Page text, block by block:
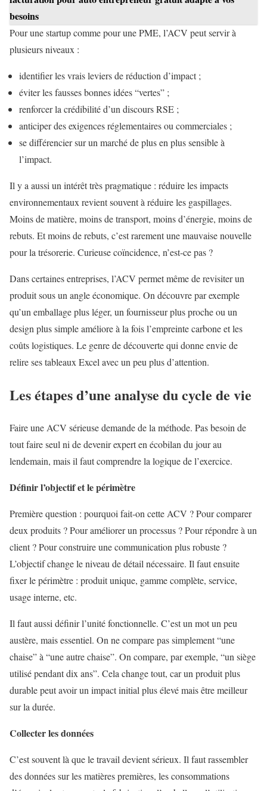
besoins
Pour une startup comme pour une PME, l’ACV peut servir à
plusieurs niveaux :
identifier les vrais leviers de réduction d’impact ;
éviter les fausses bonnes idées “vertes” ;
renforcer la crédibilité d’un discours RSE ;
anticiper des exigences réglementaires ou commerciales ;
se différencier sur un marché de plus en plus sensible à
l’impact.
Il y a aussi un intérêt très pragmatique : réduire les impacts
environnementaux revient souvent à réduire les gaspillages.
Moins de matière, moins de transport, moins d’énergie, moins de
rebuts. Et moins de rebuts, c’est rarement une mauvaise nouvelle
pour la trésorerie. Curieuse coïncidence, n’est-ce pas ?
Dans certaines entreprises, l’ACV permet même de revisiter un
produit sous un angle économique. On découvre par exemple
qu’un emballage plus léger, un fournisseur plus proche ou un
design plus simple améliore à la fois l’empreinte carbone et les
coûts logistiques. Le genre de découverte qui donne envie de
relire ses tableaux Excel avec un peu plus d’attention.
Les étapes d’une analyse du cycle de vie
Faire une ACV sérieuse demande de la méthode. Pas besoin de
tout faire seul ni de devenir expert en écobilan du jour au
lendemain, mais il faut comprendre la logique de l’exercice.
Définir l’objectif et le périmètre
Première question : pourquoi fait-on cette ACV ? Pour comparer
deux produits ? Pour améliorer un processus ? Pour répondre à un
client ? Pour construire une communication plus robuste ?
L’objectif change le niveau de détail nécessaire. Il faut ensuite
fixer le périmètre : produit unique, gamme complète, service,
usage interne, etc.
Il faut aussi définir l’unité fonctionnelle. C’est un mot un peu
austère, mais essentiel. On ne compare pas simplement “une
chaise” à “une autre chaise”. On compare, par exemple, “un siège
utilisé pendant dix ans”. Cela change tout, car un produit plus
durable peut avoir un impact initial plus élevé mais être meilleur
sur la durée.
Collecter les données
C’est souvent là que le travail devient sérieux. Il faut rassembler
des données sur les matières premières, les consommations